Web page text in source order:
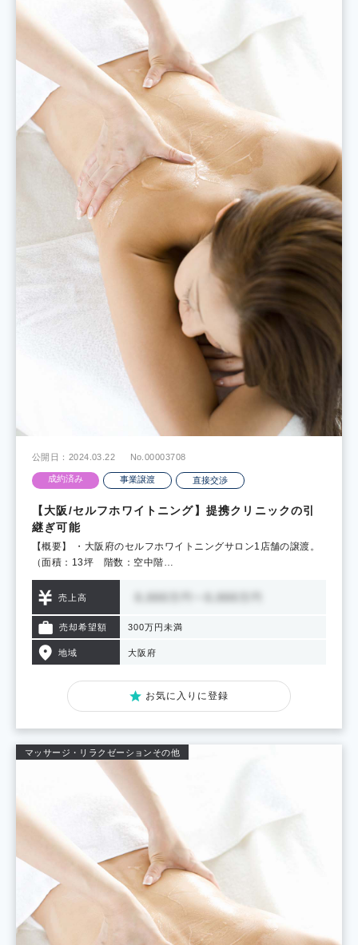
公開日：2024.03.22 No.00003708
成約済み 事業譲渡 直接交渉
【大阪/セルフホワイトニング】提携クリニックの引
継ぎ可能
【概要】 ・大阪府のセルフホワイトニングサロン1店舗の譲渡。
（面積：13坪 階数：空中階…
売上高
売却希望額 300万円未満
地域 大阪府
お気に入りに登録
マッサージ・リラクゼーション その他